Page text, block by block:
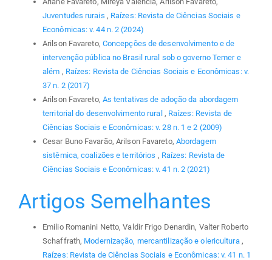
Juventudes rurais , Raízes: Revista de Ciências Sociais e
Econômicas: v. 44 n. 2 (2024)
Arilson Favareto, Concepções de desenvolvimento e de
intervenção pública no Brasil rural sob o governo Temer e
além , Raízes: Revista de Ciências Sociais e Econômicas: v.
37 n. 2 (2017)
Arilson Favareto, As tentativas de adoção da abordagem
territorial do desenvolvimento rural , Raízes: Revista de
Ciências Sociais e Econômicas: v. 28 n. 1 e 2 (2009)
Cesar Buno Favarão, Arilson Favareto, Abordagem
sistêmica, coalizões e territórios , Raízes: Revista de
Ciências Sociais e Econômicas: v. 41 n. 2 (2021)
Artigos Semelhantes
Emilio Romanini Netto, Valdir Frigo Denardin, Valter Roberto
Schaffrath, Modernização, mercantilização e olericultura ,
Raízes: Revista de Ciências Sociais e Econômicas: v. 41 n. 1